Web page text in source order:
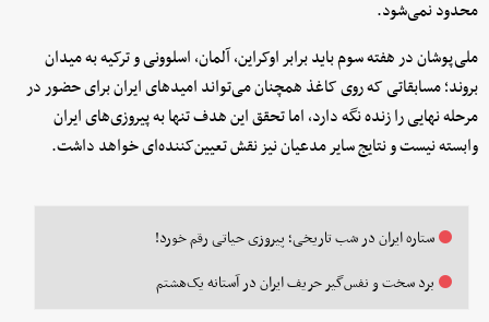
محدود نمی‌شود.
ملی‌پوشان در هفته سوم باید برابر اوکراین، آلمان، اسلوونی و ترکیه به میدان
بروند؛ مسابقاتی که روی کاغذ همچنان می‌تواند امیدهای ایران برای حضور در
مرحله نهایی را زنده نگه دارد، اما تحقق این هدف تنها به پیروزی‌های ایران
وابسته نیست و نتایج سایر مدعیان نیز نقش تعیین‌کننده‌ای خواهد داشت.
ستاره ایران در شب تاریخی؛ پیروزی حیاتی رقم خورد!
برد سخت و نفس‌گیر حریف ایران در آستانه یک‌هشتم